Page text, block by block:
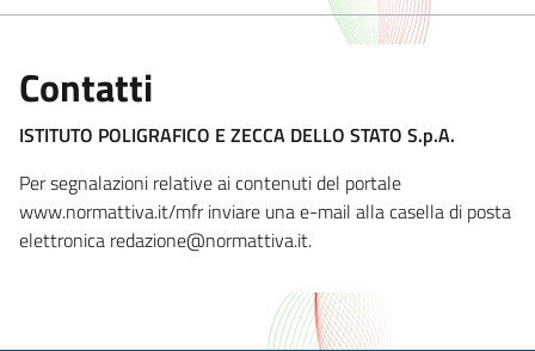
Contatti
ISTITUTO POLIGRAFICO E ZECCA DELLO STATO S.p.A.
Per segnalazioni relative ai contenuti del portale
www.normattiva.it/mfr inviare una e-mail alla casella di posta
elettronica redazione@normattiva.it.